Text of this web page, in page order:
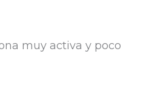
muy activa y poco